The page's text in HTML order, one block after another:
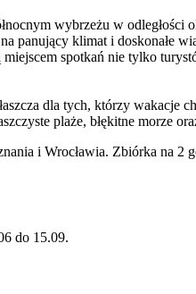
wybrzeżu w
panujący klimat i doskonałe
spotkań nie tylko
dla tych, którzy
plaże, błękitne morze
i Wrocławia. Zbiórka na
do 15.09.